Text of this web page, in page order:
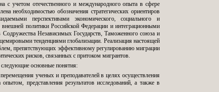
с учетом отечественного и международного опыта в сфере
необходимостью обозначения стратегических ориентиров
перспективами экономического, социального и
политики Российской Федерации и интеграционными
Содружества Независимых Государств, Таможенного союза и
тенденциями глобализации. Реализация настоящей
препятствующих эффективному регулированию миграции
рисков, связанных с притоком мигрантов.
основные понятия:
ученых и преподавателей в целях осуществления
представления результатов исследований, а также в